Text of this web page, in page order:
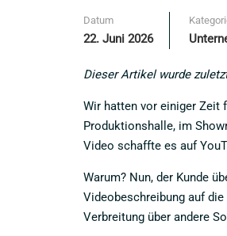
Datum
22. Juni 2026
Dieser Artikel wurde
Wir hatten vor einiger Zeit
Produktionshalle, im
Video schaffte es auf
Warum? Nun, der Kunde
Videobeschreibung auf
Verbreitung über andere